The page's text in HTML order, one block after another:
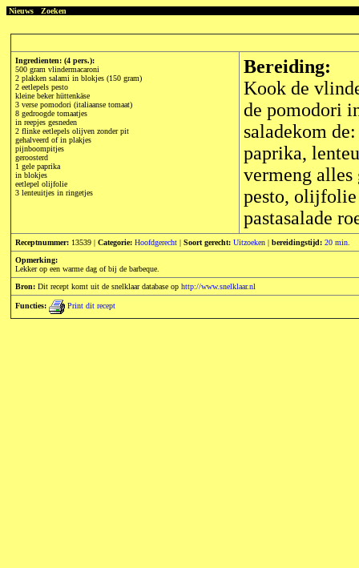
Nieuws Zoeken
Ingredienten: (4 pers.):
500 gram vlindermacaroni
2 plakken salami in blokjes (150 gram)
2 eetlepels pesto
kleine beker hüttenkäse
3 verse pomodori (italiaanse tomaat)
8 gedroogde tomaatjes
in reepjes gesneden
2 flinke eetlepels olijven zonder pit
gehalveerd of in plakjes
pijnboompitjes
geroosterd
1 gele paprika
in blokjes
eetlepel olijfolie
3 lenteuitjes in ringetjes
Bereiding:
Kook de
de pomodori
saladekom
paprika,
vermeng alles
pesto, olijfolie
pastasalade
Receptnummer: 13539 | Categorie: Hoofdgerecht | Soort gerecht: Uitzoeken | bereidingstijd: 20 min.
Opmerking:
Lekker op een warme dag of bij de barbeque.
Bron: Dit recept komt uit de snelklaar database op http://www.snelklaar.nl
Functies: Print dit recept